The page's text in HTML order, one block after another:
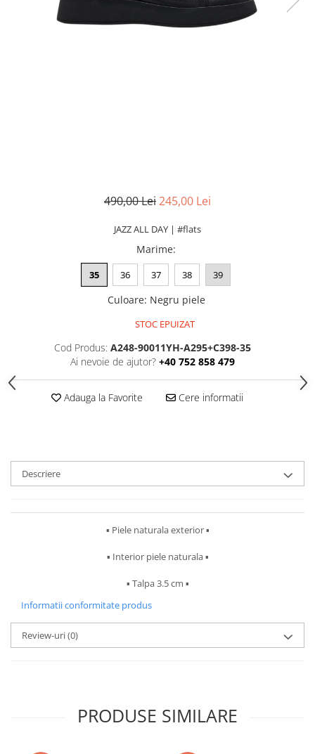
490,00 Lei245,00 Lei
JAZZ ALL DAY | #flats
Marime:
35 36 37 38 39
Culoare: Negru piele
STOC EPUIZAT
Cod Produs: A248-90011YH-A295+C398-35
Ai nevoie de ajutor? +40 752 858 479
Adauga la Favorite Cere informatii
Descriere
▪︎ Piele naturala exterior ▪︎
▪︎ Interior piele naturala ▪︎
▪︎ Talpa 3.5 cm ▪︎
Informatii conformitate produs
Review-uri(0)
PRODUSE SIMILARE